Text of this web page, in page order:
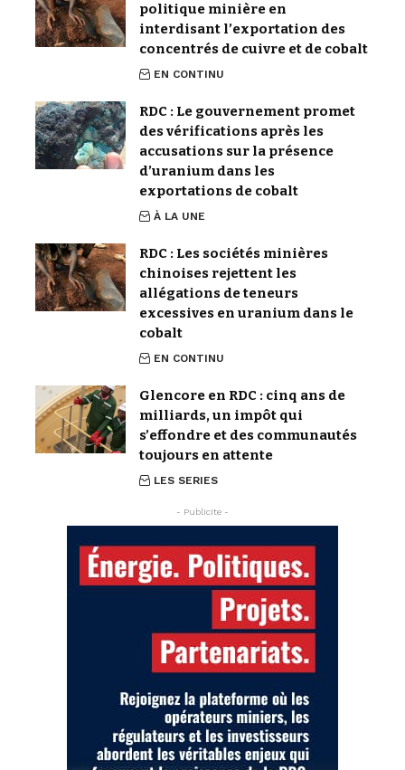
politique minière en
interdisant l’exportation des
concentrés de cuivre et de cobalt
EN CONTINU
RDC : Le gouvernement promet
des vérifications après les
accusations sur la présence
d’uranium dans les
exportations de cobalt
À LA UNE
RDC : Les sociétés minières
chinoises rejettent les
allégations de teneurs
excessives en uranium dans le
cobalt
EN CONTINU
Glencore en RDC : cinq ans de
milliards, un impôt qui
s’effondre et des communautés
toujours en attente
LES SERIES
- Publicite -